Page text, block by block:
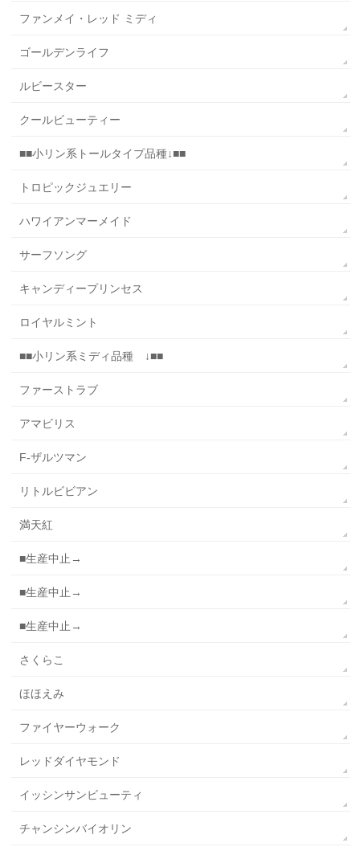
ファンメイ・レッド ミディ
ゴールデンライフ
ルビースター
クールビューティー
■■小リン系トールタイプ品種↓■■
トロピックジュエリー
ハワイアンマーメイド
サーフソング
キャンディープリンセス
ロイヤルミント
■■小リン系ミディ品種 ↓■■
ファーストラブ
アマビリス
F-ザルツマン
リトルビビアン
満天紅
■生産中止→
■生産中止→
■生産中止→
さくらこ
ほほえみ
ファイヤーウォーク
レッドダイヤモンド
イッシンサンビューティ
チャンシンバイオリン